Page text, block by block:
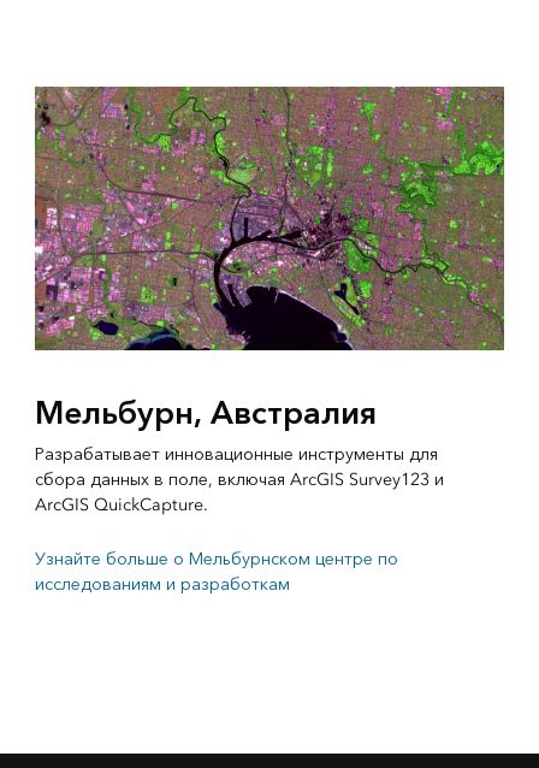
Мельбурн, Австралия
Разрабатывает инновационные инструменты для
сбора данных в поле, включая ArcGIS Survey123 и
ArcGIS QuickCapture.
Узнайте больше о Мельбурнском центре по
исследованиям и разработкам